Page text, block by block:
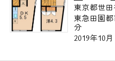
東京都世
東急田園
分
2019年10